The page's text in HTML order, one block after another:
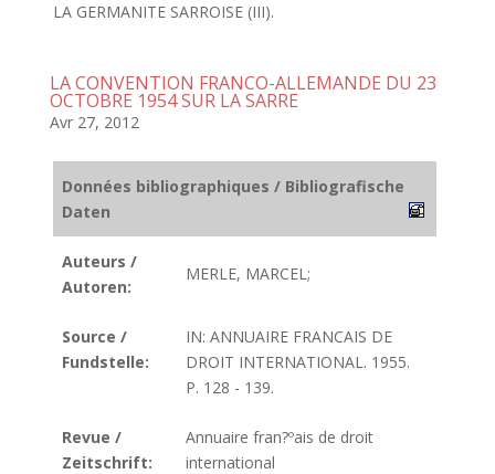
LA GERMANITE SARROISE (III).
LA CONVENTION FRANCO-ALLEMANDE DU 23
OCTOBRE 1954 SUR LA SARRE
Avr 27, 2012
Données bibliographiques / Bibliografische
Daten
Auteurs /
Autoren:
MERLE, MARCEL;
Source /
Fundstelle:
IN: ANNUAIRE FRANCAIS DE
DROIT INTERNATIONAL. 1955.
P. 128 - 139.
Revue /
Zeitschrift:
Annuaire fran?ºais de droit
international